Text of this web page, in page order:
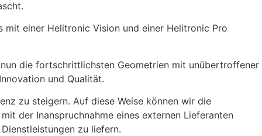
mit einer Helitronic Vision und einer Helitronic Pro
die fortschrittlichsten Geometrien mit unübertroffener
und Qualität.
zu steigern. Auf diese Weise können wir die
der Inanspruchnahme eines externen Lieferanten
zu liefern.